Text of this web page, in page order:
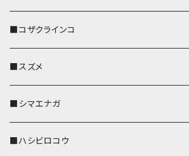
パスケース
リール付きストラップ
リールのみ
ストラップ付
IDカードホルダー
キーケース
キーホルダー
パスケース
リール付きストラップ
リールのみ
キーケース
キーカバー
キーホルダー
パスケース
IDカードホルダー
■コザクラインコ
キーカバー
キーホルダー
パスケース
■スズメ
キーカバー
キーホルダー
■シマエナガ
キーカバー
■ハシビロコウ